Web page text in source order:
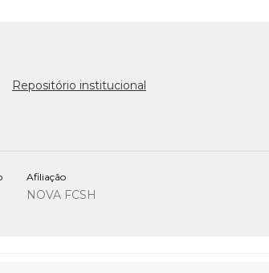
Repositório institucional
Afiliação
NOVA FCSH